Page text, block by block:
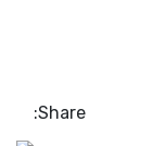
Share: